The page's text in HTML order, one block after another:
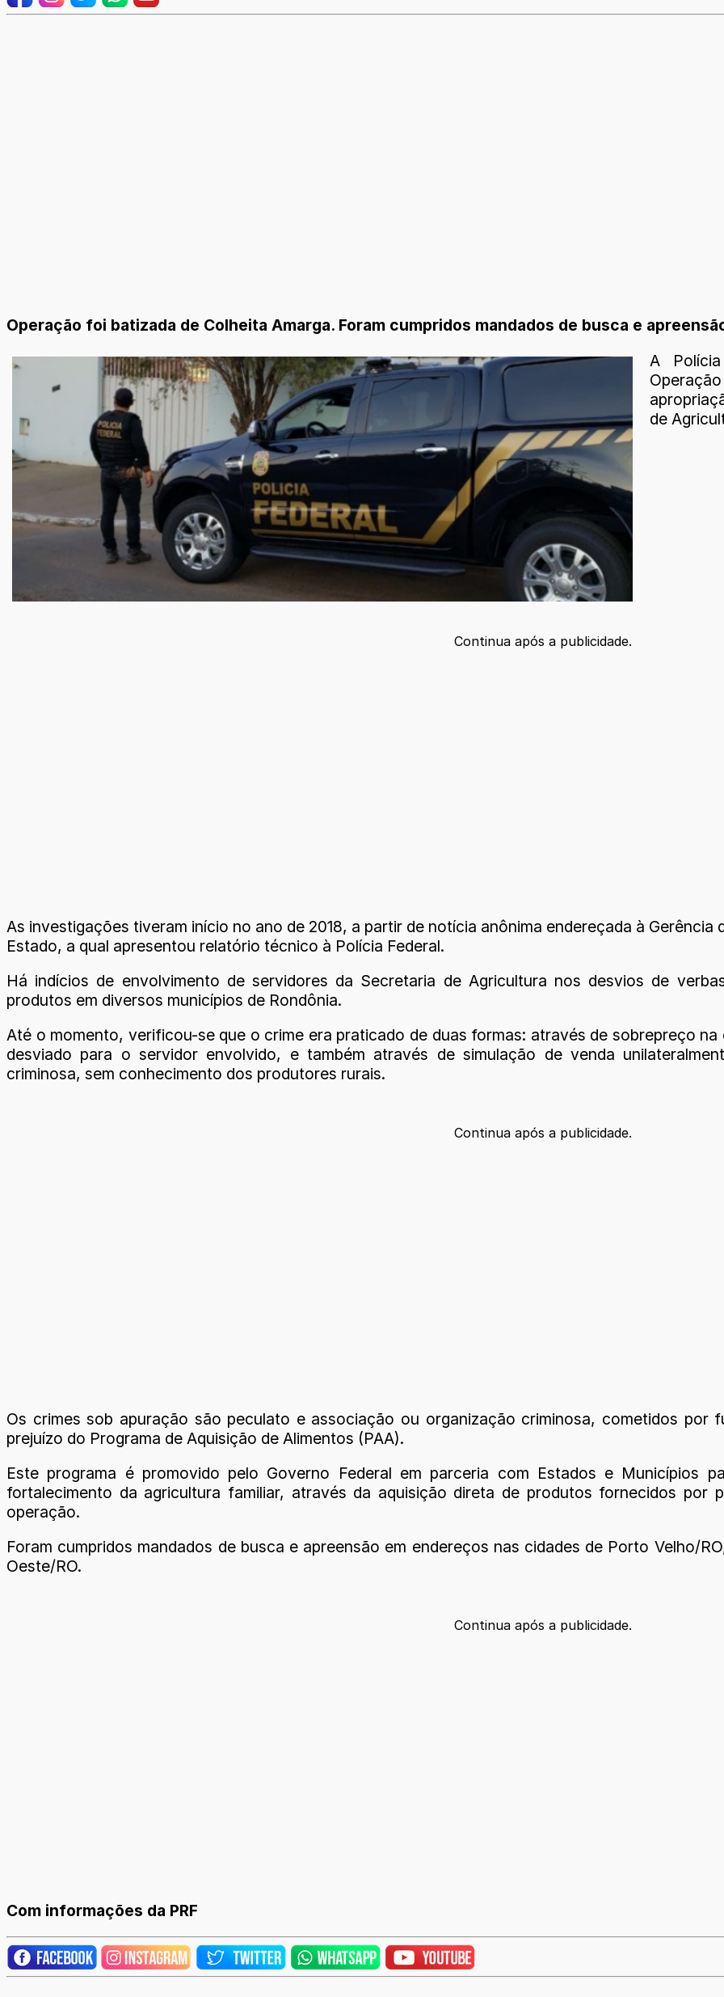
Operação foi batizada de Colheita Amarga. Foram cumpridos mandados de busca e
A
de
Continua após a publicidade.
As investigações tiveram início no ano de 2018, a partir de notícia anônima endereçada à
Estado, a qual apresentou relatório técnico à Polícia Federal.
Há indícios de envolvimento de servidores da Secretaria de Agricultura nos desvios de
produtos em diversos municípios de Rondônia.
Até o momento, verificou-se que o crime era praticado de duas formas: através de sobrepreço
desviado para o servidor envolvido, e também através de simulação de venda
criminosa, sem conhecimento dos produtores rurais.
Continua após a publicidade.
Os crimes sob apuração são peculato e associação ou organização criminosa, cometidos por
prejuízo do Programa de Aquisição de Alimentos (PAA).
Este programa é promovido pelo Governo Federal em parceria com Estados e Municípios
fortalecimento da agricultura familiar, através da aquisição direta de produtos fornecidos por
operação.
Foram cumpridos mandados de busca e apreensão em endereços nas cidades de Porto Velho/
Oeste/RO.
Continua após a publicidade.
Com informações da PRF